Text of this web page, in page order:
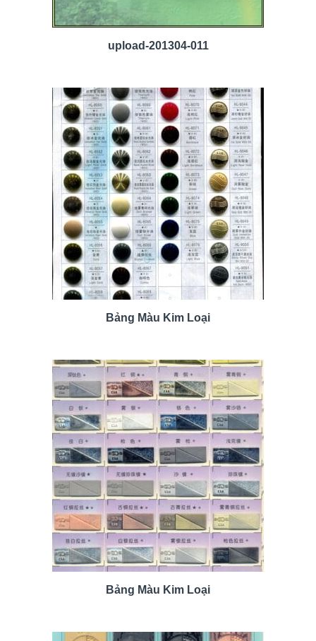
upload-201304-011
Bảng Màu Kim Loại
Bảng Màu Kim Loại